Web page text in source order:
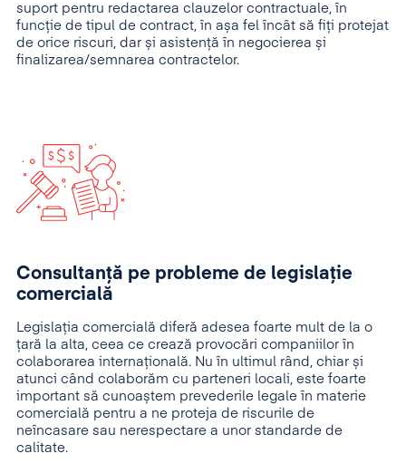
suport pentru redactarea clauzelor contractuale, în
funcție de tipul de contract, în așa fel încât să fiți protejat
de orice riscuri, dar și asistență în negocierea și
finalizarea/semnarea contractelor.
Consultanţă pe probleme de legislaţie
comercială
Legislația comercială diferă adesea foarte mult de la o
țară la alta, ceea ce crează provocări companiilor în
colaborarea internațională. Nu în ultimul rând, chiar și
atunci când colaborăm cu parteneri locali, este foarte
important să cunoaștem prevederile legale în materie
comercială pentru a ne proteja de riscurile de
neîncasare sau nerespectare a unor standarde de
calitate.